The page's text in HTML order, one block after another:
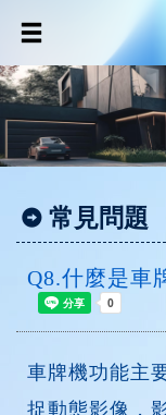
常見問題
Q8.什麼是車
車牌機功能主
捉動態影像，